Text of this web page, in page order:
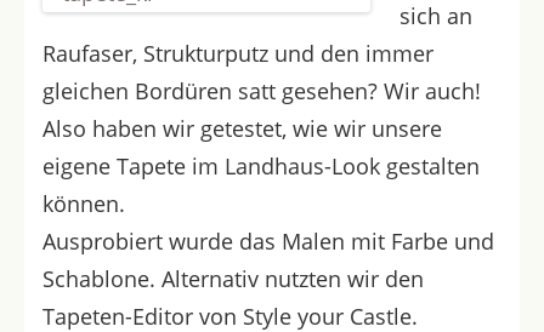
sich an
Raufaser, Strukturputz und den immer
gleichen Bordüren satt gesehen? Wir auch!
Also haben wir getestet, wie wir unsere
eigene Tapete im Landhaus-Look gestalten
können.
Ausprobiert wurde das Malen mit Farbe und
Schablone. Alternativ nutzten wir den
Tapeten-Editor von Style your Castle.